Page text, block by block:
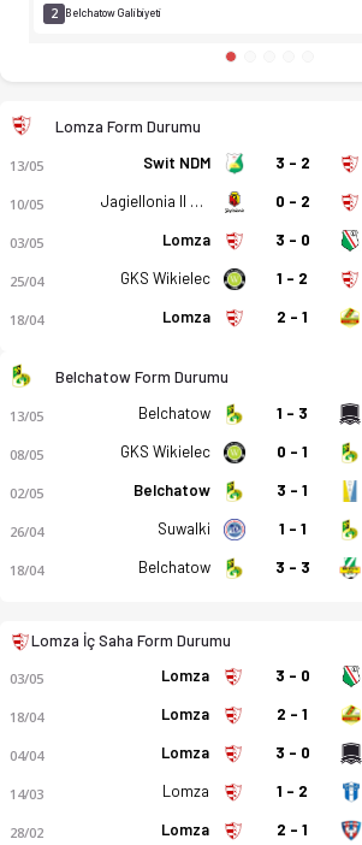
LKS Lomza - GKS Belchatow 5-0 bitti.
2 Belchatow Galibiyeti
Lomza Form Durumu
13/05 Swit NDM 3 - 2
10/05 Jagiellonia II Bialystok 0 - 2
03/05 Lomza 3 - 0
25/04 GKS Wikielec 1 - 2
18/04 Lomza 2 - 1
Belchatow Form Durumu
13/05 Belchatow 1 - 3
08/05 GKS Wikielec 0 - 1
02/05 Belchatow 3 - 1
26/04 Suwalki 1 - 1
18/04 Belchatow 3 - 3
Lomza İç Saha Form Durumu
03/05 Lomza 3 - 0
18/04 Lomza 2 - 1
04/04 Lomza 3 - 0
14/03 Lomza 1 - 2
28/02 Lomza 2 - 1